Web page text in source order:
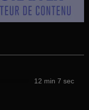
12 min 7 sec